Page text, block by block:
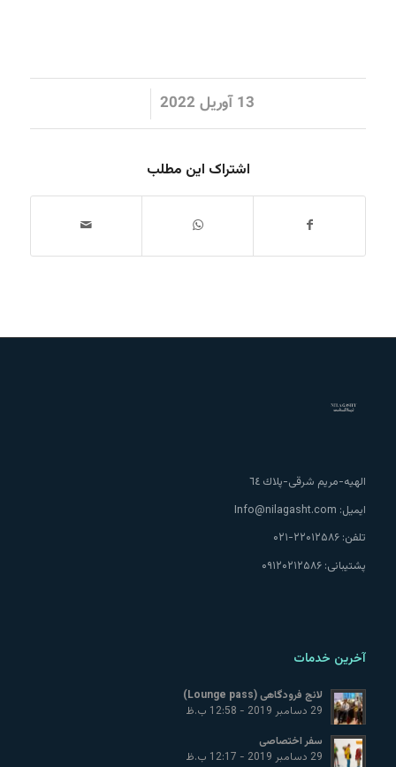
13 آوریل 2022 /
اشتراک این مطلب
الهيه-مريم شرقى-پلاك ٦٤
ایمیل: Info@nilagasht.com
تلفن:
پشتیبانی:
آخرین خدمات
لانج فرودگاهی (Lounge pass)
29 دسامبر 2019 - 12:58 ب.ظ
سفر اختصاصی
29 دسامبر 2019 - 12:17 ب.ظ